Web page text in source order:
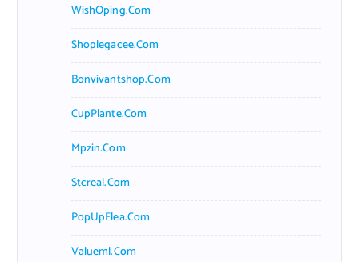
WishOping.com
Shoplegacee.com
Bonvivantshop.com
CupPlante.com
Mpzin.com
Stcreal.com
PopUpFlea.com
Valueml.com